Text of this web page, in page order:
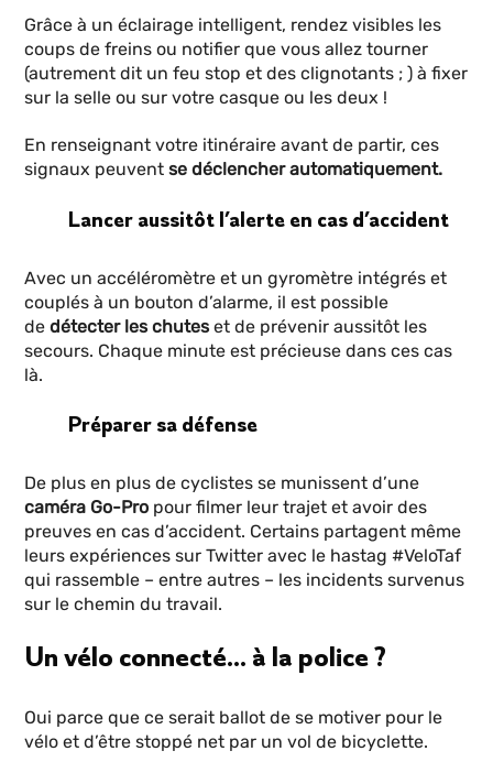
Grâce à un éclairage intelligent, rendez visibles les
coups de freins ou notifier que vous allez tourner
(autrement dit un feu stop et des clignotants ; ) à fixer
sur la selle ou sur votre casque ou les deux !
En renseignant votre itinéraire avant de partir, ces
signaux peuventse déclencher automatiquement.
Lancer aussitôt l’alerte en cas d’accident
Avec un accéléromètre et un gyromètre intégrés et
couplés à un bouton d’alarme, il est possible
de détecter les chutes et de prévenir aussitôt les
secours. Chaque minute est précieuse dans ces cas
là.
Préparer sa défense
De plus en plus de cyclistes se munissent d’une
caméra Go-Pro pour filmer leur trajet et avoir des
preuves en cas d’accident. Certains partagent même
leurs expériences sur Twitter avec le hastag #VeloTaf
qui rassemble – entre autres – les incidents survenus
sur le chemin du travail.
Un vélo connecté… à la police ?
Oui parce que ce serait ballot de se motiver pour le
vélo et d’être stoppé net par un vol de bicyclette.